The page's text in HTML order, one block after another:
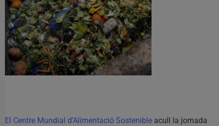
El Centre Mundial d’Alimentació Sostenible acull la jornada